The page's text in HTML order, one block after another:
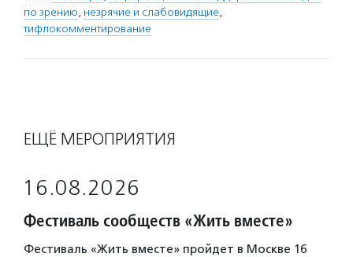
по зрению, незрячие и слабовидящие,
тифлокомментирование
ЕЩЁ МЕРОПРИЯТИЯ
16.08.2026
Фестиваль сообществ «Жить вместе»
Фестиваль «Жить вместе» пройдет в Москве 16